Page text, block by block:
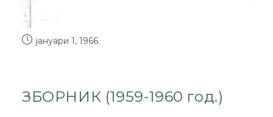
јануари 1, 1966
ЗБОРНИК (1959-1960 год.)